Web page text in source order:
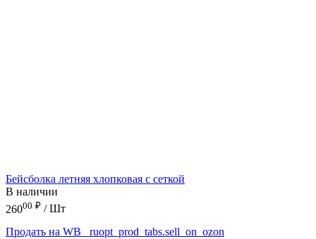
Бейсболка летняя хлопковая с сеткой
В наличии
26000 ₽ / Шт
Продать на WB
_ruopt_prod_tabs.sell_on_ozon